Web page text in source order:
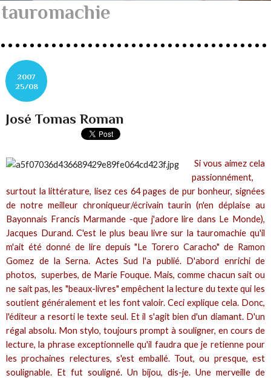
tauromachie
2007
25/08
José Tomas Roman
Si vous aimez cela
passionnément,
surtout la littérature, lisez ces 64 pages de pur bonheur, signées
de notre meilleur chroniqueur/écrivain taurin (n'en déplaise au
Bayonnais Francis Marmande -que j'adore lire dans Le Monde),
Jacques Durand. C'est le plus beau livre sur la tauromachie qu'il
m'ait été donné de lire depuis "Le Torero Caracho" de Ramon
Gomez de la Serna. Actes Sud l'a publié. D'abord enrichi de
photos, superbes, de Marie Fouque. Mais, comme chacun sait ou
ne sait pas, les "beaux-livres"empêchent la lecture du texte qui les
soutient généralement et les font valoir. Ceci explique cela. Donc,
l'éditeur a resorti le texte seul. Et il s'agit bien d'un diamant. D'un
régal absolu. Mon stylo, toujours prompt à souligner, en cours de
lecture, la phrase exceptionnelle qu'il faudra que je retienne pour
les prochaines relectures, s'est emballé. Tout, ou presque, est
soulignable. Et fut souligné. Un bijou, dis-je. Une merveille de